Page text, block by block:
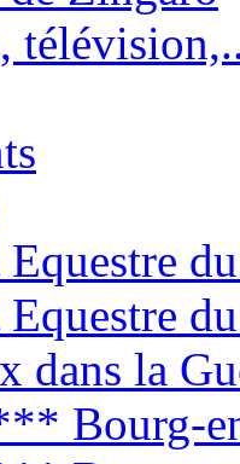
Equestre
Equestre
dans la
Bourg-